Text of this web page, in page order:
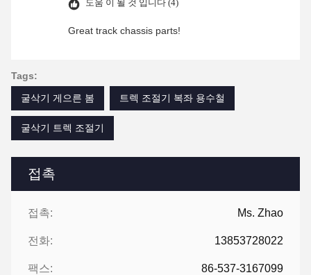
접촉
접촉: Ms. Zhao
전화: 13853728022
팩스: 86-537-3167099
도움 이 될 것 입니다 (4)
Great track chassis parts!
Tags:
굴삭기 게으른 봄
트렉 조절기 복좌 용수철
굴삭기 트렉 조절기